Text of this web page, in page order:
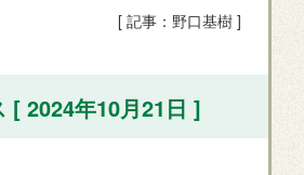
[ 記事：野口基樹 ]
[ 2024年10月21日 ]